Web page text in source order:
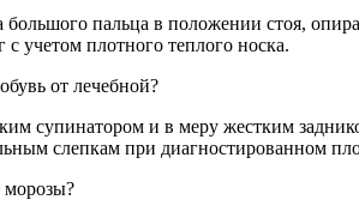
пальца в положении стоя,
учетом плотного теплого носка.
от лечебной?
супинатором и в меру жестким
слепкам при диагностированном
морозы?